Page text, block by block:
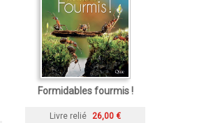
Formidables fourmis !
Livre relié 26,00 €